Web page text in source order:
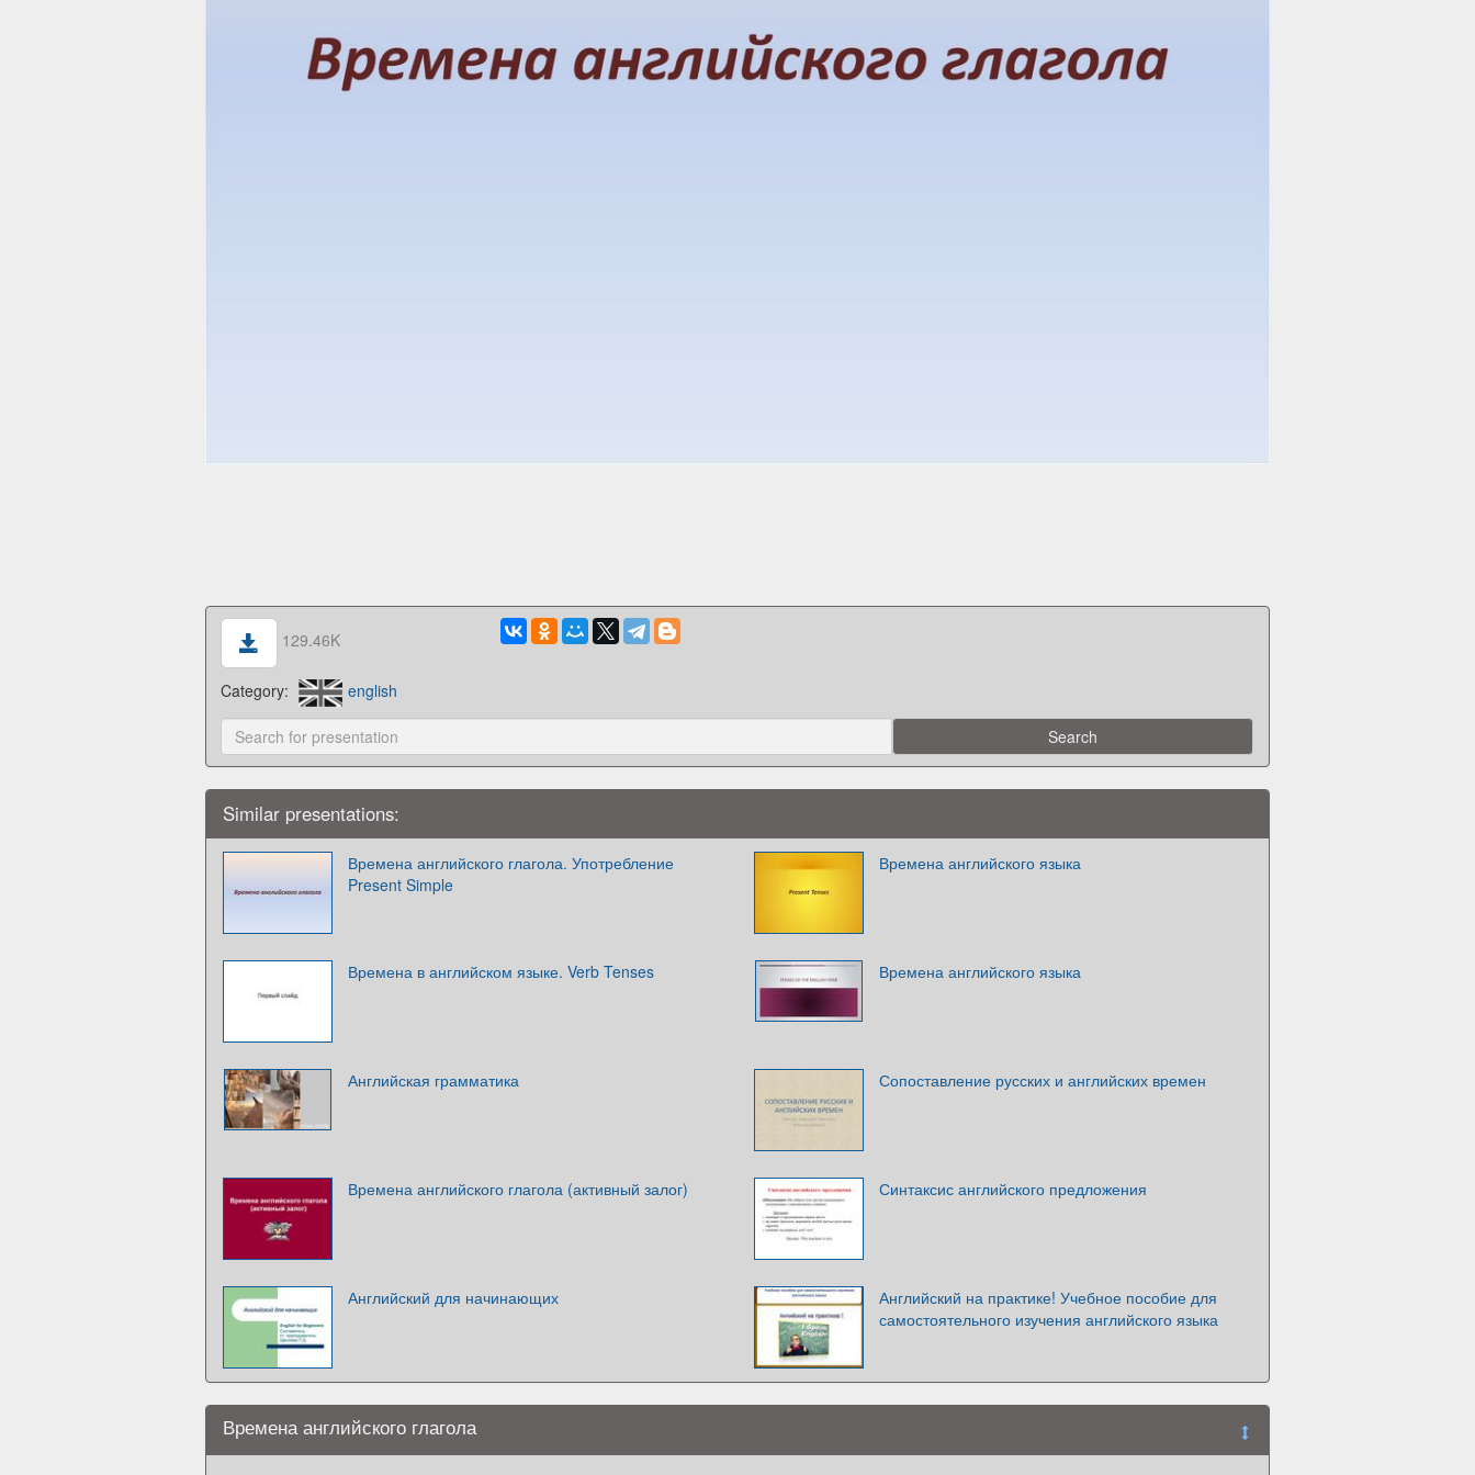
129.46K
Category: english
Similar presentations:
Времена английского глагола. Употребление
Present Simple
Времена английского языка
Времена в английском языке. Verb Tenses Времена английского языка
Английская грамматика Сопоставление русских и английских времен
Времена английского глагола (активный залог) Синтаксис английского предложения
Английский для начинающих
Английский на практике! Учебное пособие для
самостоятельного изучения английского языка
Времена английского глагола